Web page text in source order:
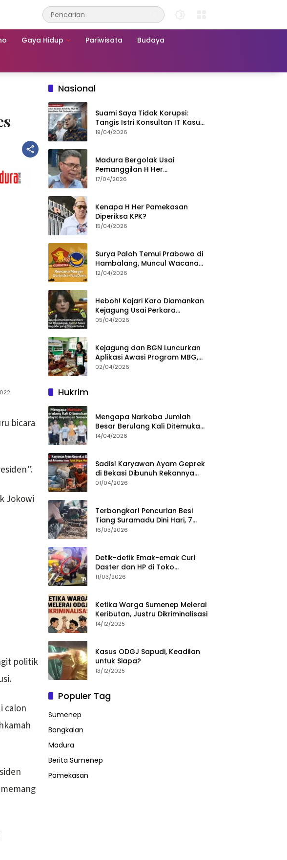
Gaya Hidup Pariwisata Budaya
bicara
Jokowi
politik
calon
Nasional
Suami Saya Tidak Korupsi:
Tangis Istri Konsultan IT Kasus
Nadiem Dituntut 22,5 Tahun
19/04/2026
Madura Bergolak Usai
Pemanggilan H Her
Pamekasan, Faizal Assegaf
17/04/2026
Kenapa H Her Pamekasan
Diperiksa KPK?
15/04/2026
Surya Paloh Temui Prabowo di
Hambalang, Muncul Wacana
Penggabungan NasDem dan
12/04/2026
Heboh! Kajari Karo Diamankan
Kejagung Usai Perkara
Videografer Divonis Bebas
05/04/2026
Kejagung dan BGN Luncurkan
Aplikasi Awasi Program MBG,
Begini Cara Lapornya
02/04/2026
Hukrim
Mengapa Narkoba Jumlah
Besar Berulang Kali Ditemukan
di Wilayah Kepulauan
14/04/2026
Sadis! Karyawan Ayam Geprek
di Bekasi Dibunuh Rekannya
karena Tolak Diajak Merampok
01/04/2026
Terbongkar! Pencurian Besi
Tiang Suramadu Dini Hari, 7
ABK Ditangkap Polisi
16/03/2026
Detik-detik Emak-emak Curi
Daster dan HP di Toko
Sumenep, Aksi Terekam CCTV
11/03/2026
Ketika Warga Sumenep Melerai
Keributan, Justru Dikriminalisasi
14/12/2025
Kasus ODGJ Sapudi, Keadilan
untuk Siapa?
13/12/2025
Populer Tag
Sumenep
Bangkalan
Madura
Berita Sumenep
Pamekasan